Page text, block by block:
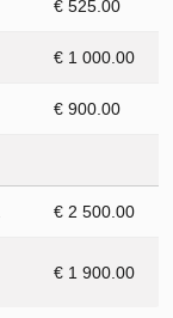
€ 525.00
€ 1 000.00
€ 900.00
€ 2 500.00
€ 1 900.00